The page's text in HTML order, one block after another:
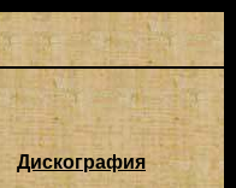
Дискография